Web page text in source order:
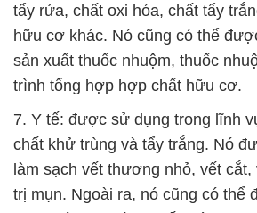
tẩy rửa, chất oxi hóa, chất tẩy
hữu cơ khác. Nó cũng có thể
sản xuất thuốc nhuộm, thuốc
trình tổng hợp hợp chất hữu cơ.
7. Y tế: được sử dụng trong lĩnh
chất khử trùng và tẩy trắng. Nó
làm sạch vết thương nhỏ, vết cắt,
trị mụn. Ngoài ra, nó cũng có thể